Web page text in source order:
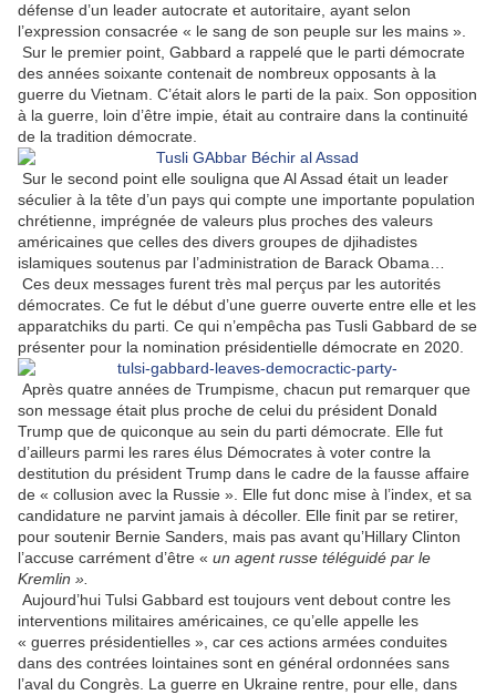
défense d’un leader autocrate et autoritaire, ayant selon
l’expression consacrée « le sang de son peuple sur les mains ».
Sur le premier point, Gabbard a rappelé que le parti démocrate
des années soixante contenait de nombreux opposants à la
guerre du Vietnam. C’était alors le parti de la paix. Son opposition
à la guerre, loin d’être impie, était au contraire dans la continuité
de la tradition démocrate.
Sur le second point elle souligna que Al Assad était un leader
séculier à la tête d’un pays qui compte une importante population
chrétienne, imprégnée de valeurs plus proches des valeurs
américaines que celles des divers groupes de djihadistes
islamiques soutenus par l’administration de Barack Obama…
Ces deux messages furent très mal perçus par les autorités
démocrates. Ce fut le début d’une guerre ouverte entre elle et les
apparatchiks du parti. Ce qui n’empêcha pas Tusli Gabbard de se
présenter pour la nomination présidentielle démocrate en 2020.
Après quatre années de Trumpisme, chacun put remarquer que
son message était plus proche de celui du président Donald
Trump que de quiconque au sein du parti démocrate. Elle fut
d’ailleurs parmi les rares élus Démocrates à voter contre la
destitution du président Trump dans le cadre de la fausse affaire
de « collusion avec la Russie ». Elle fut donc mise à l’index, et sa
candidature ne parvint jamais à décoller. Elle finit par se retirer,
pour soutenir Bernie Sanders, mais pas avant qu’Hillary Clinton
l’accuse carrément d’être « un agent russe téléguidé par le
Kremlin ».
Aujourd’hui Tulsi Gabbard est toujours vent debout contre les
interventions militaires américaines, ce qu’elle appelle les
« guerres présidentielles », car ces actions armées conduites
dans des contrées lointaines sont en général ordonnées sans
l’aval du Congrès. La guerre en Ukraine rentre, pour elle, dans